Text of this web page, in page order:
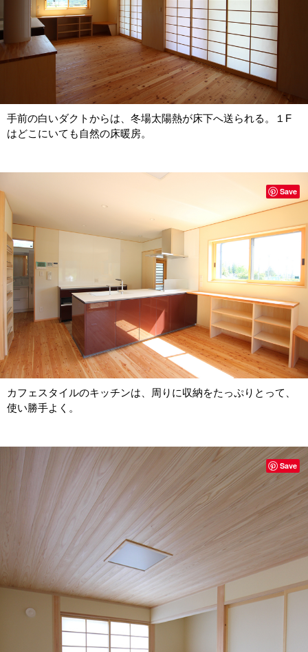
手前の白いダクトからは、冬場太陽熱が床下へ送られる。１F
はどこにいても自然の床暖房。
カフェスタイルのキッチンは、周りに収納をたっぷりとって、
使い勝手よく。
Save
Save